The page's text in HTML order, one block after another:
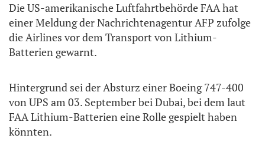
Die US-amerikanische Luftfahrtbehörde FAA hat
einer Meldung der Nachrichtenagentur AFP zufolge
die Airlines vor dem Transport von Lithium-
Batterien gewarnt.
Hintergrund sei der Absturz einer Boeing 747-400
von UPS am 03. September bei Dubai, bei dem laut
FAA Lithium-Batterien eine Rolle gespielt haben
könnten.